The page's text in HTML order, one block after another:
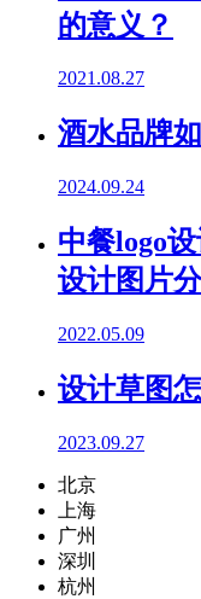
的意义？
2021.08.27
酒水品牌
2024.09.24
中餐logo
设计图片
2022.05.09
设计草图
2023.09.27
北京
上海
广州
深圳
杭州